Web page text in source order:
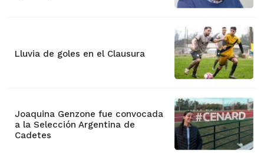
Lluvia de goles en el Clausura
Joaquina Genzone fue convocada
a la Selección Argentina de
Cadetes